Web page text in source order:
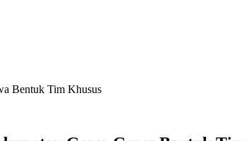
Bentuk Tim Khusus